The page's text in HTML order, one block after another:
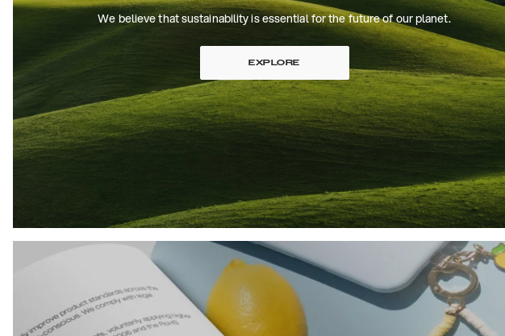
We believe that sustainability is essential for the future of our planet.
EXPLORE